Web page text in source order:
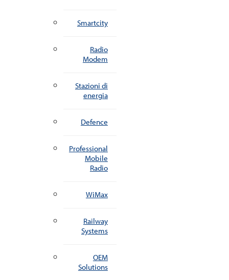
Smartcity
Radio
Modem
Stazioni di
energia
Defence
Professional
Mobile
Radio
WiMax
Railway
Systems
OEM
Solutions